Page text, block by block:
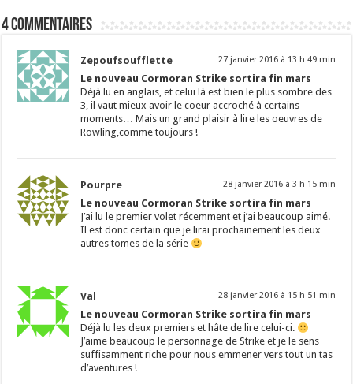
4 commentaires
Zepoufsoufflette 27 janvier 2016 à 13 h 49 min
Le nouveau Cormoran Strike sortira fin mars
Déjà lu en anglais, et celui là est bien le plus sombre des
3, il vaut mieux avoir le coeur accroché à certains
moments… Mais un grand plaisir à lire les oeuvres de
Rowling,comme toujours !
Pourpre 28 janvier 2016 à 3 h 15 min
Le nouveau Cormoran Strike sortira fin mars
J’ai lu le premier volet récemment et j’ai beaucoup aimé.
Il est donc certain que je lirai prochainement les deux
autres tomes de la série
Val 28 janvier 2016 à 15 h 51 min
Le nouveau Cormoran Strike sortira fin mars
Déjà lu les deux premiers et hâte de lire celui-ci.
J’aime beaucoup le personnage de Strike et je le sens
suffisamment riche pour nous emmener vers tout un tas
d’aventures !